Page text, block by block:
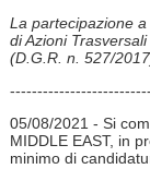
La partecipazione
di Azioni
(D.G.R. n. 527/
05/08/2021 - Si
MIDDLE EAST, in
minimo di